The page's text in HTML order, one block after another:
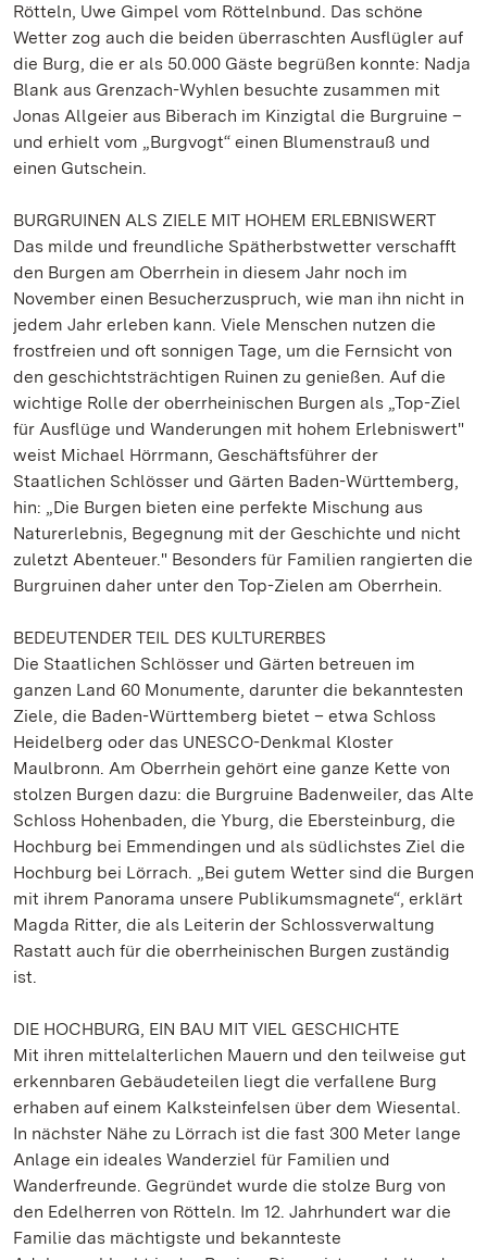
Rötteln, Uwe Gimpel vom Röttelnbund. Das schöne
Wetter zog auch die beiden überraschten Ausflügler auf
die Burg, die er als 50.000 Gäste begrüßen konnte: Nadja
Blank aus Grenzach-Wyhlen besuchte zusammen mit
Jonas Allgeier aus Biberach im Kinzigtal die Burgruine –
und erhielt vom „Burgvogt“ einen Blumenstrauß und
einen Gutschein.
BURGRUINEN ALS ZIELE MIT HOHEM ERLEBNISWERT
Das milde und freundliche Spätherbstwetter verschafft
den Burgen am Oberrhein in diesem Jahr noch im
November einen Besucherzuspruch, wie man ihn nicht in
jedem Jahr erleben kann. Viele Menschen nutzen die
frostfreien und oft sonnigen Tage, um die Fernsicht von
den geschichtsträchtigen Ruinen zu genießen. Auf die
wichtige Rolle der oberrheinischen Burgen als „Top-Ziel
für Ausflüge und Wanderungen mit hohem Erlebniswert"
weist Michael Hörrmann, Geschäftsführer der
Staatlichen Schlösser und Gärten Baden-Württemberg,
hin: „Die Burgen bieten eine perfekte Mischung aus
Naturerlebnis, Begegnung mit der Geschichte und nicht
zuletzt Abenteuer." Besonders für Familien rangierten die
Burgruinen daher unter den Top-Zielen am Oberrhein.
BEDEUTENDER TEIL DES KULTURERBES
Die Staatlichen Schlösser und Gärten betreuen im
ganzen Land 60 Monumente, darunter die bekanntesten
Ziele, die Baden-Württemberg bietet – etwa Schloss
Heidelberg oder das UNESCO-Denkmal Kloster
Maulbronn. Am Oberrhein gehört eine ganze Kette von
stolzen Burgen dazu: die Burgruine Badenweiler, das Alte
Schloss Hohenbaden, die Yburg, die Ebersteinburg, die
Hochburg bei Emmendingen und als südlichstes Ziel die
Hochburg bei Lörrach. „Bei gutem Wetter sind die Burgen
mit ihrem Panorama unsere Publikumsmagnete“, erklärt
Magda Ritter, die als Leiterin der Schlossverwaltung
Rastatt auch für die oberrheinischen Burgen zuständig
ist.
DIE HOCHBURG, EIN BAU MIT VIEL GESCHICHTE
Mit ihren mittelalterlichen Mauern und den teilweise gut
erkennbaren Gebäudeteilen liegt die verfallene Burg
erhaben auf einem Kalksteinfelsen über dem Wiesental.
In nächster Nähe zu Lörrach ist die fast 300 Meter lange
Anlage ein ideales Wanderziel für Familien und
Wanderfreunde. Gegründet wurde die stolze Burg von
den Edelherren von Rötteln. Im 12. Jahrhundert war die
Familie das mächtigste und bekannteste